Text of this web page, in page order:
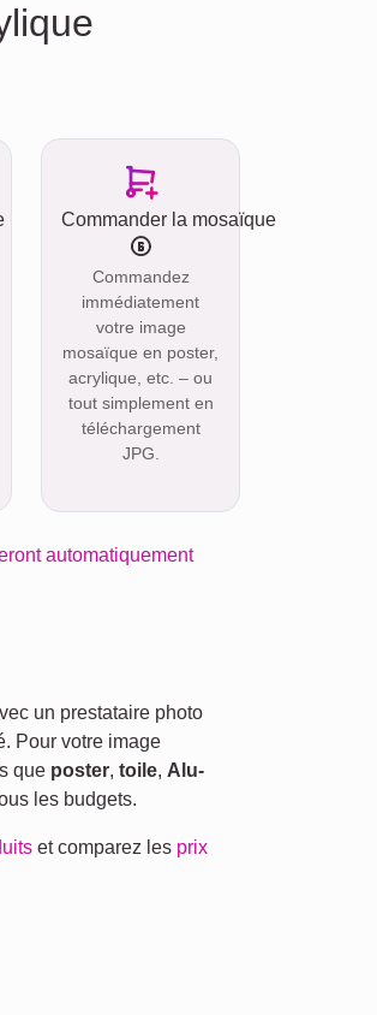
Commander la mosaïque
Commandez
immédiatement
votre image
mosaïque en poster,
acrylique, etc. – ou
tout simplement en
téléchargement
JPG.
automatiquement
un prestataire photo
Pour votre image
que poster, toile, Alu-
les budgets.
et comparez les prix